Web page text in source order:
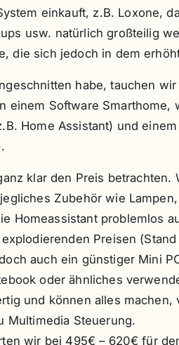
einkauft, z.B. Loxone,
usw. natürlich großteilig
die sich jedoch in dem
habe, tauchen
einem Software Smarthome,
Home Assistant) und
klar den Preis betrachten.
Zubehör wie
Homeassistant problemlos
Preisen
auch ein günstiger Mini
oder ähnliches
und können alles machen,
Multimedia Steuerung.
wir bei 495€ – 620€ für